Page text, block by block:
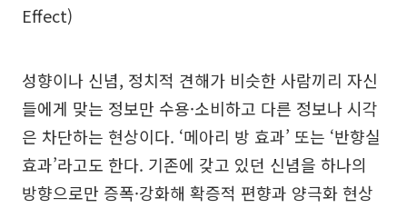
Effect)
성향이나 신념, 정치적 견해가 비슷한 사람끼리 자신
들에게 맞는 정보만 수용·소비하고 다른 정보나 시각
은 차단하는 현상이다. ‘메아리 방 효과’ 또는 ‘반향실
효과’라고도 한다. 기존에 갖고 있던 신념을 하나의
방향으로만 증폭·강화해 확증적 편향과 양극화 현상